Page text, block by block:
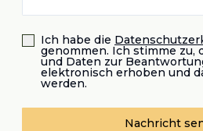
Ich habe die
genommen. Ich stimme zu,
und Daten zur
elektronisch erhoben und
werden.
Nachricht